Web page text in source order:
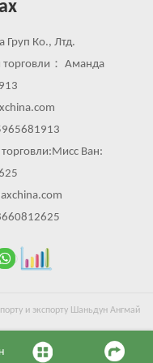
Груп Ко., Лтд.
： Аманда
Ван:
и экспорту Шаньдун Ангмай